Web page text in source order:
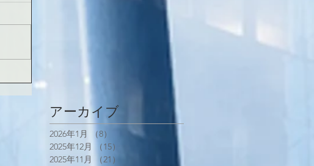
アーカイブ
2026年1月 （8）
8件の記事
2025年12月
（15）
2025年11月
（21）